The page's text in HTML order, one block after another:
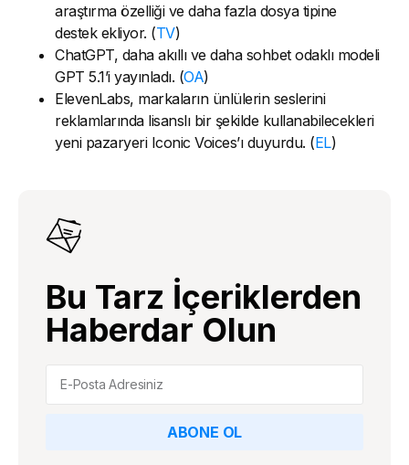
araştırma özelliği ve daha fazla dosya tipine
destek ekliyor. (TV)
ChatGPT, daha akıllı ve daha sohbet odaklı modeli
GPT 5.1’i yayınladı. (OA)
ElevenLabs, markaların ünlülerin seslerini
reklamlarında lisanslı bir şekilde kullanabilecekleri
yeni pazaryeri Iconic Voices’ı duyurdu. (EL)
Bu Tarz İçeriklerden
Haberdar Olun
ABONE OL